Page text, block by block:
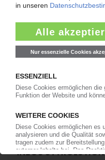
INEOS STYROLUTION